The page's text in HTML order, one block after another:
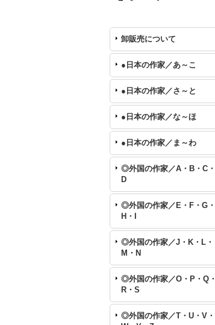
卸販売について
●日本の作家／あ～こ
●日本の作家／さ～と
●日本の作家／な～ほ
●日本の作家／ま～わ
◎外国の作家／A・B・C・
D
◎外国の作家／E・F・G・
H・I
◎外国の作家／J・K・L・
M・N
◎外国の作家／O・P・Q・
R・S
◎外国の作家／T・U・V・